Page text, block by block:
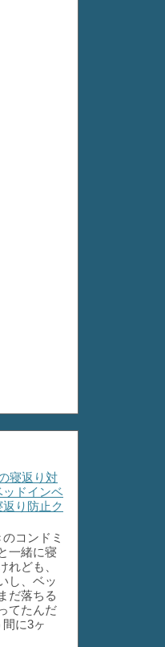
寝返り対
ドインベ
り防止ク
コンドミ
一緒に寝
れども、
し、ベッ
だ落ちる
てたんだ
に3ヶ